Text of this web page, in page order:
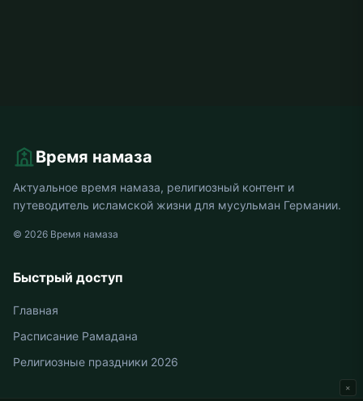
×
Время намаза
Актуальное время намаза, религиозный контент и
путеводитель исламской жизни для мусульман Германии.
© 2026 Время намаза
Быстрый доступ
Главная
Расписание Рамадана
Религиозные праздники 2026